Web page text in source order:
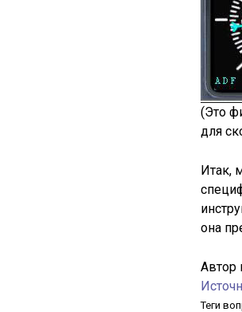
(Это
для
Итак,
она
Автор
Теги